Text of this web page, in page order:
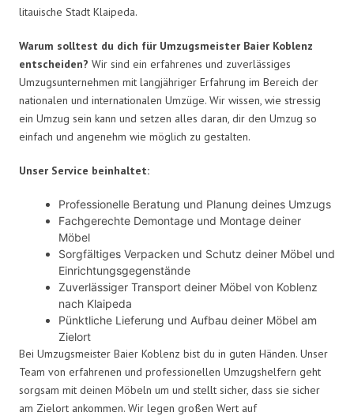
litauische Stadt Klaipeda.
Warum solltest du dich für Umzugsmeister Baier Koblenz
entscheiden? Wir sind ein erfahrenes und zuverlässiges
Umzugsunternehmen mit langjähriger Erfahrung im Bereich der
nationalen und internationalen Umzüge. Wir wissen, wie stressig
ein Umzug sein kann und setzen alles daran, dir den Umzug so
einfach und angenehm wie möglich zu gestalten.
Unser Service beinhaltet:
Professionelle Beratung und Planung deines Umzugs
Fachgerechte Demontage und Montage deiner
Möbel
Sorgfältiges Verpacken und Schutz deiner Möbel und
Einrichtungsgegenstände
Zuverlässiger Transport deiner Möbel von Koblenz
nach Klaipeda
Pünktliche Lieferung und Aufbau deiner Möbel am
Zielort
Bei Umzugsmeister Baier Koblenz bist du in guten Händen. Unser
Team von erfahrenen und professionellen Umzugshelfern geht
sorgsam mit deinen Möbeln um und stellt sicher, dass sie sicher
am Zielort ankommen. Wir legen großen Wert auf